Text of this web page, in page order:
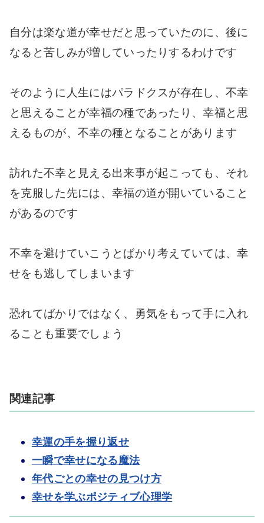
自分は楽な道が幸せだと思っていたのに、後に
なると苦しみが増していったりするわけです
そのように人生にはパラドクスが存在し、不幸
と思えることが幸福の種であったり、幸福と思
えるものが、不幸の種となることがあります
訪れた不幸と見える出来事が起こっても、それ
を克服した先には、幸福の道が開いていること
があるのです
不幸を避けていこうとばかり考えていては、幸
せをも逃してしまいます
恐れてばかりではなく、勇気をもって手に入れ
ることも重要でしょう
関連記事
幸運の手を握り返せ
一瞬で幸せになる魔法
年代ごとの幸せの見つけ方
幸せを学ぶポジティブ心理学